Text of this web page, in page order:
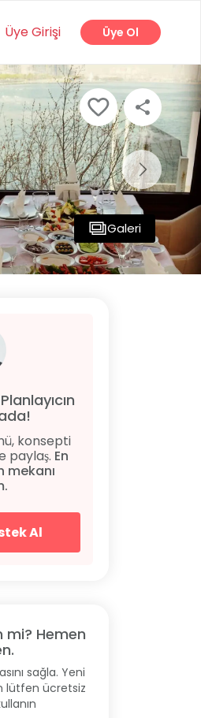
Üye Girişi Üye Ol
Galeri
konsepti
paylaş. En
mekanı
Al
mi? Hemen
sağla. Yeni
lütfen ücretsiz